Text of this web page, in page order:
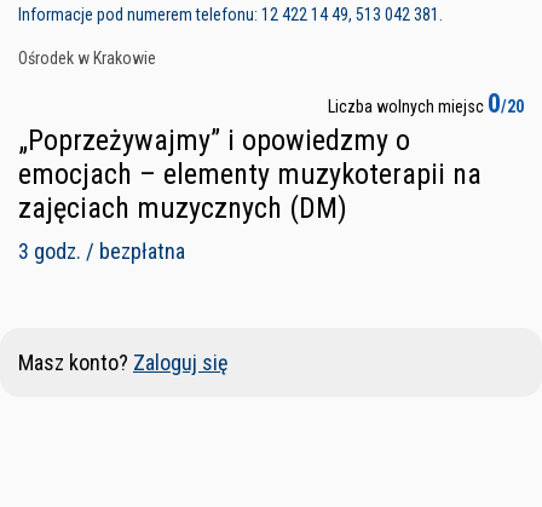
Informacje pod numerem telefonu: 12 422 14 49, 513 042 381.
Ośrodek w Krakowie
Liczba wolnych miejsc 0/20
„Poprzeżywajmy” i opowiedzmy o
emocjach – elementy muzykoterapii na
zajęciach muzycznych (DM)
3 godz. / bezpłatna
Masz konto? Zaloguj się